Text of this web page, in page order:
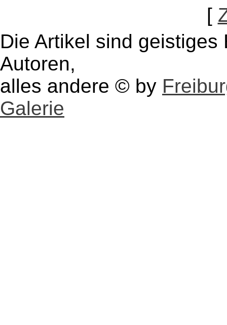
[
Die Artikel sind
Autoren,
alles andere © by
Galerie